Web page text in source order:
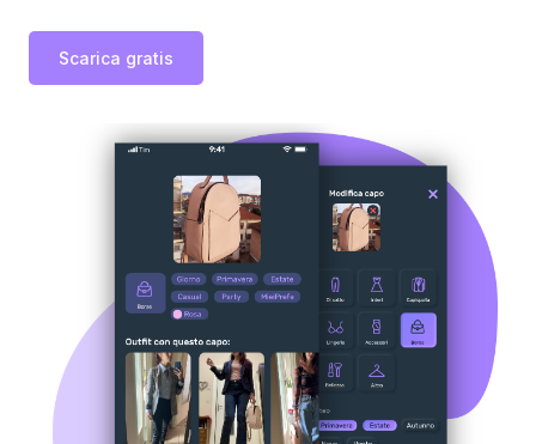
Scarica gratis